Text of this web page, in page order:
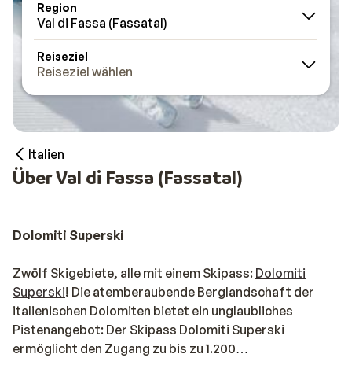
Region
Val di Fassa (Fassatal)
Reiseziel
Reiseziel wählen
Italien
Über Val di Fassa (Fassatal)
Dolomiti Superski
Zwölf Skigebiete, alle mit einem Skipass: Dolomiti
Superski! Die atemberaubende Berglandschaft der
italienischen Dolomiten bietet ein unglaubliches
Pistenangebot: Der Skipass Dolomiti Superski
ermöglicht den Zugang zu bis zu 1.200